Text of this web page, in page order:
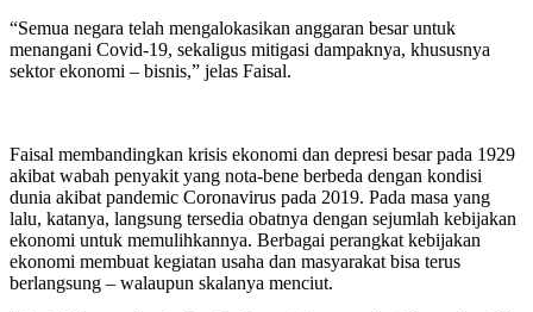
“Semua negara telah mengalokasikan anggaran besar untuk
menangani Covid-19, sekaligus mitigasi dampaknya, khususnya
sektor ekonomi – bisnis,” jelas Faisal.
Faisal membandingkan krisis ekonomi dan depresi besar pada 1929
akibat wabah penyakit yang nota-bene berbeda dengan kondisi
dunia akibat pandemic Coronavirus pada 2019. Pada masa yang
lalu, katanya, langsung tersedia obatnya dengan sejumlah kebijakan
ekonomi untuk memulihkannya. Berbagai perangkat kebijakan
ekonomi membuat kegiatan usaha dan masyarakat bisa terus
berlangsung – walaupun skalanya menciut.